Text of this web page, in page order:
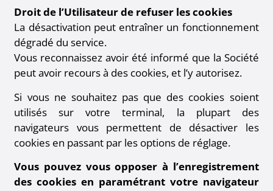
Droit de l’Utilisateur de refuser les cookies
La désactivation peut entraîner un fonctionnement
dégradé du service.
Vous reconnaissez avoir été informé que la Société
peut avoir recours à des cookies, et l’y autorisez.
Si vous ne souhaitez pas que des cookies soient
utilisés sur votre terminal, la plupart des
navigateurs vous permettent de désactiver les
cookies en passant par les options de réglage.
Vous pouvez vous opposer à l’enregistrement
des cookies en paramétrant votre navigateur